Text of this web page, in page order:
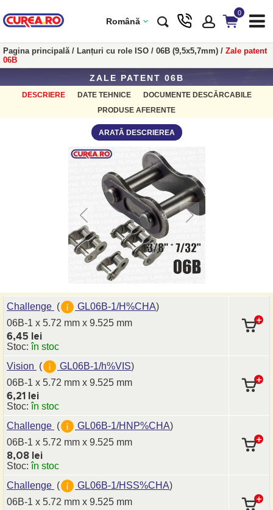
Română
0
Pagina principală/ Lanțuri cu role ISO / 06B (9,5x5,7mm) / Zale patent
06B
ZALE PATENT 06B
DESCRIERE DATE TEHNICE
DOCUMENTE DESCĂRCABILE
PRODUSE AFERENTE
ARATĂ DESCRIEREA
Challenge ( GL06B-1/H%CHA)
06B-1 x 5.72 mm x 9.525 mm
6,45 lei
Stoc:în stoc
Vision ( GL06B-1/h%VIS)
06B-1 x 5.72 mm x 9.525 mm
6,21 lei
Stoc:în stoc
Challenge ( GL06B-1/HNP%CHA)
06B-1 x 5.72 mm x 9.525 mm
8,08 lei
Stoc:în stoc
Challenge ( GL06B-1/HSS%CHA)
06B-1 x 5.72 mm x 9.525 mm